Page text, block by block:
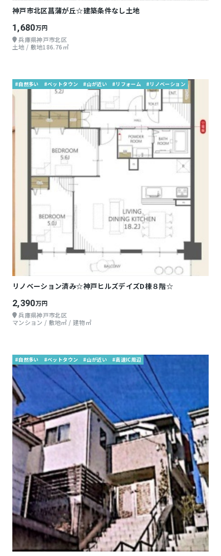
神戸市北区菖蒲が丘☆建築条件なし土地
1,680万円
兵庫県神戸市北区
土地 / 敷地186.76㎡
#自然多い #ベットタウン #山が近い #リフォーム #リノベーション
リノベーション済み☆神戸ヒルズデイズD棟８階☆
2,390万円
兵庫県神戸市北区
マンション / 敷地㎡ / 建物㎡
#自然多い #ベットタウン #山が近い #高速IC周辺